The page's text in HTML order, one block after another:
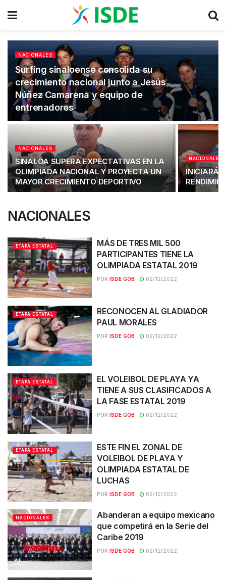
NACIONALES
Surfing sinaloense consolida su
crecimiento nacional junto a Jesús
Núñez Camarena y equipo de
entrenadores
NACIONALES
SINALOA SUPERA EXPECTATIVAS EN LA
OLIMPIADA NACIONAL Y PROYECTA UN
MAYOR CRECIMIENTO DEPORTIVO
NACIONALES
INICIARÁ
NACIONALES
ETAPA ESTATAL
MÁS DE TRES MIL 500
PARTICIPANTES TIENE LA
OLIMPIADA ESTATAL 2019
POR ISDE GOB 02/12/2022
ETAPA ESTATAL
RECONOCEN AL GLADIADOR
PAUL MORALES
POR ISDE GOB 02/12/2022
ETAPA ESTATAL
EL VOLEIBOL DE PLAYA YA
TIENE A SUS CLASIFICADOS A
LA FASE ESTATAL 2019
POR ISDE GOB 02/12/2022
ETAPA ESTATAL
ESTE FIN EL ZONAL DE
VOLEIBOL DE PLAYA Y
OLIMPIADA ESTATAL DE
LUCHAS
POR ISDE GOB 02/12/2022
NACIONALES
Abanderan a equipo mexicano
que competirá en la Serie del
Caribe 2019
POR ISDE GOB 02/12/2022